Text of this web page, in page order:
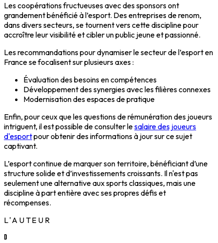
Les coopérations fructueuses avec des sponsors ont
grandement bénéficié à l’esport. Des entreprises de renom,
dans divers secteurs, se tournent vers cette discipline pour
accroître leur visibilité et cibler un public jeune et passionné.
Les recommandations pour dynamiser le secteur de l’esport en
France se focalisent sur plusieurs axes :
Évaluation des besoins en compétences
Développement des synergies avec les filières connexes
Modernisation des espaces de pratique
Enfin, pour ceux que les questions de rémunération des joueurs
intriguent, il est possible de consulter lesalaire des joueurs
d'esportpour obtenir des informations à jour sur ce sujet
captivant.
L’esport continue de marquer son territoire, bénéficiant d’une
structure solide et d’investissements croissants. Il n'est pas
seulement une alternative aux sports classiques, mais une
discipline à part entière avec ses propres défis et
récompenses.
L'AUTEUR
D